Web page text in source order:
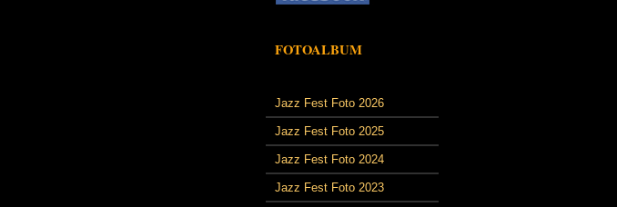
FOTOALBUM
Jazz Fest Foto 2026
Jazz Fest Foto 2025
Jazz Fest Foto 2024
Jazz Fest Foto 2023